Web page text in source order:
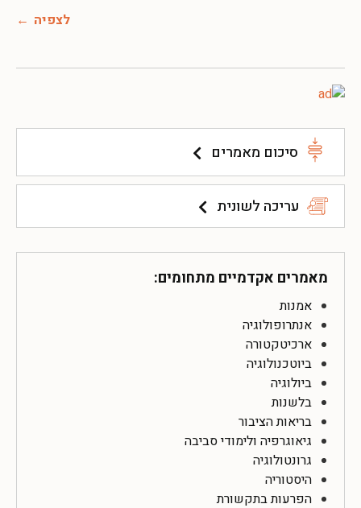
סיכום מאמרים
עריכה לשונית
מאמרים אקדמיים מתחומים:
אמנות
אנתרופולוגיה
ארכיטקטורה
ביוטכנולוגיה
ביולוגיה
בלשנות
בריאות הציבור
גיאוגרפיה ולימודי סביבה
גרונטולוגיה
היסטוריה
הפרעות בתקשורת
לצפיה